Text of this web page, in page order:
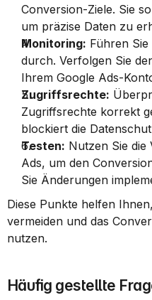
Conversion-Ziele. Sie
um präzise Daten zu
Monitoring: Führen
durch. Verfolgen Sie
Ihrem Google Ads-
Zugriffsrechte:
Zugriffsrechte korrekt
blockiert die
Testen: Nutzen Sie die
Ads, um den
Sie Änderungen
Diese Punkte helfen
vermeiden und das
nutzen.
Häufig gestellte